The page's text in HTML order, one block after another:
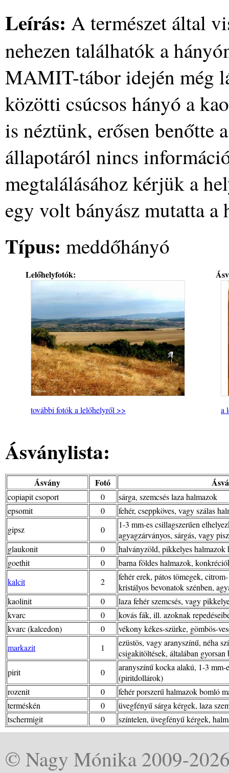
Leírás: A természet által
nehezen találhatók a
MAMIT-tábor idején még
közötti csúcsos hányó a
is néztünk, erősen benőtte
állapotáról nincs
megtalálásához kérjük a
egy volt bányász mutatta a
Típus: meddőhányó
Lelőhelyfotók:
további fotók a lelőhelyről >> a
Ásványlista:
Ásvány Fotó
copiapit csoport 0
sárga, szemcsés laza halmazok
epsomit
0
fehér, cseppköves, vagy szálas
gipsz
0
1-3 mm-es csillagszerűen
agyagzárványos, sárgás, vagy
glaukonit
0
halványzöld, pikkelyes halmazok
goethit
0
barna földes halmazok,
kalcit
2
fehér erek, pátos tömegek,
kristályos bevonatok szénben,
kaolinit
0
laza fehér szemcsés, vagy
kvarc
0
kovás fák, ill. azoknak
kvarc (kalcedon)
0
vékony kékes-szürke, gömbös-
markazit
1
ezüstös, vagy aranyszínű, néha
csigakitöltések, általában
pirit
0
aranyszínű kocka alakú, 1-3
(piritdollárok)
rozenit
0
fehér porszerű halmazok bomló
terméskén
0
üvegfényű sárga kérgek, laza
tschermigit
0 színtelen, üvegfényű kérgek,
© Nagy Mónika 2009-